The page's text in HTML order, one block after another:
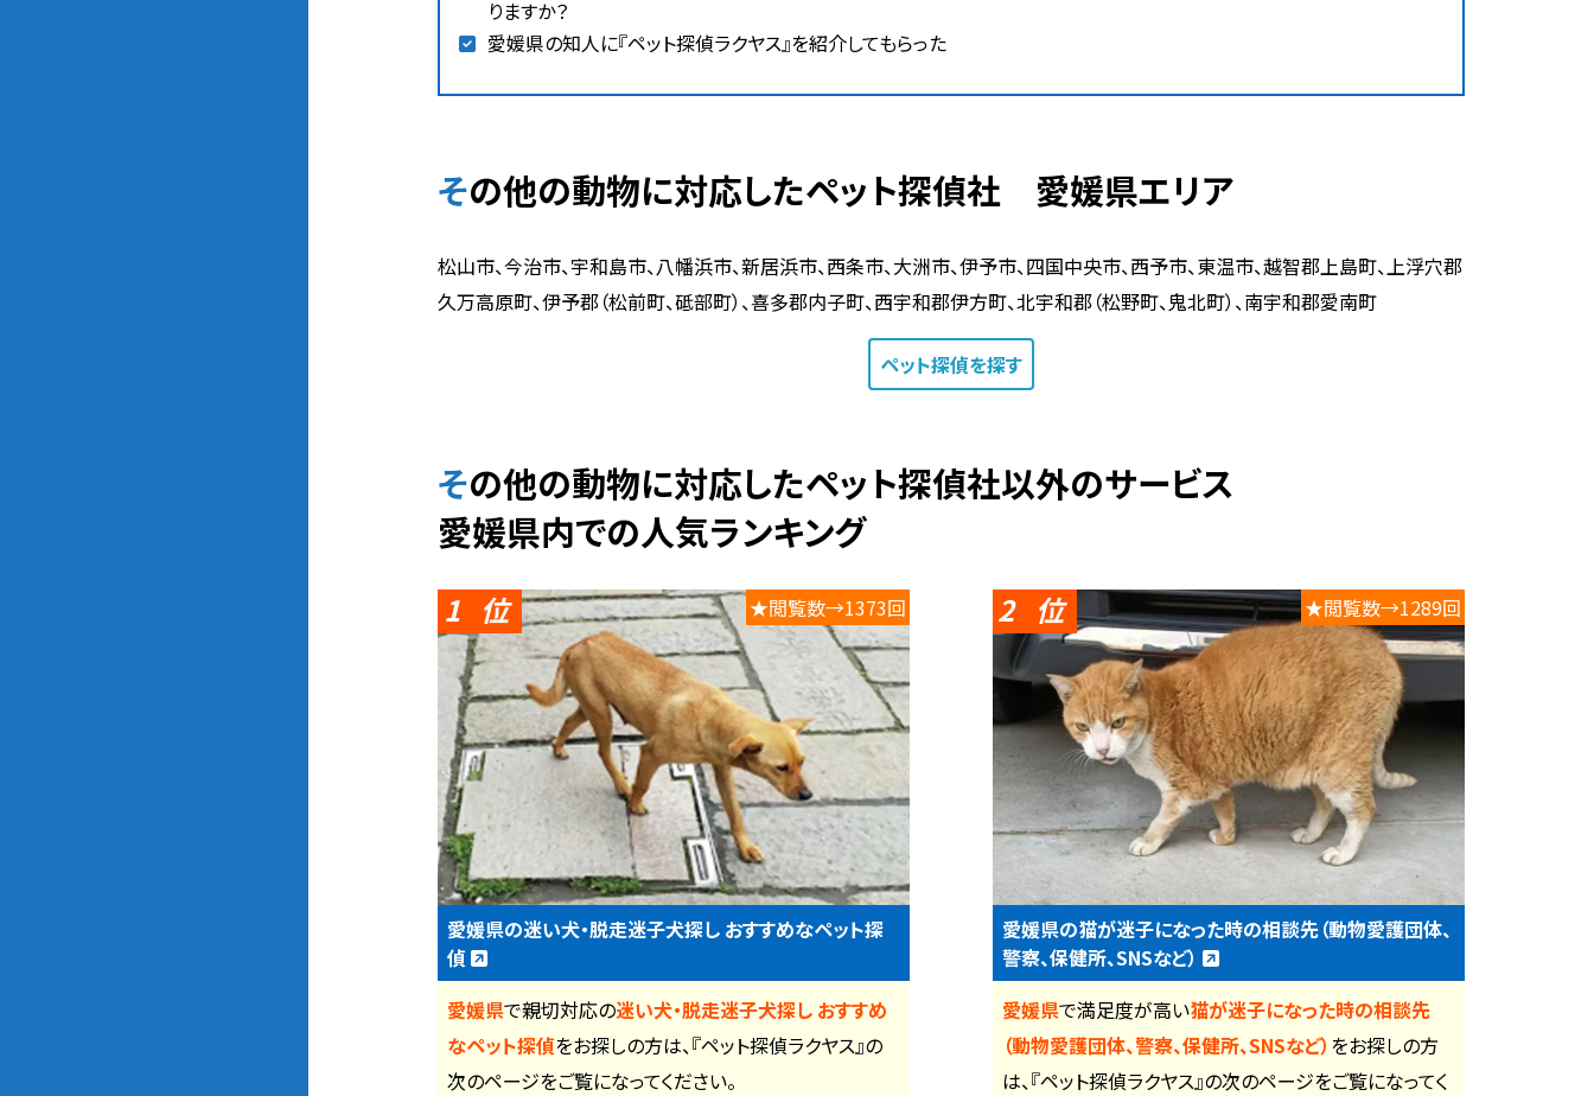
りますか？
愛媛県の知人に『ペット探偵ラクヤス』を紹介してもらった
その他の動物に対応したペット探偵社 愛媛県エリア
松山市、今治市、宇和島市、八幡浜市、新居浜市、西条市、大洲市、伊予市、四国中央市、西予市、東温市、越智郡上島町、上浮穴郡
久万高原町、伊予郡（松前町、砥部町）、喜多郡内子町、西宇和郡伊方町、北宇和郡（松野町、鬼北町）、南宇和郡愛南町
ペット探偵を探す
その他の動物に対応したペット探偵社以外のサービス
愛媛県内での人気ランキング
1 ★閲覧数→1373回
愛媛県の迷い犬・脱走迷子犬探し おすすめなペット探
偵
愛媛県で親切対応の迷い犬・脱走迷子犬探し おすすめ
なペット探偵をお探しの方は、『ペット探偵ラクヤス』の
次のページをご覧になってください。
2 ★閲覧数→1289回
愛媛県の猫が迷子になった時の相談先（動物愛護団体、
警察、保健所、SNSなど）
愛媛県で満足度が高い猫が迷子になった時の相談先
（動物愛護団体、警察、保健所、SNSなど） をお探しの方
は、『ペット探偵ラクヤス』の次のページをご覧になってく